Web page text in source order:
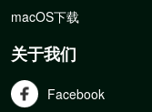
macOS下载
关于我们
Facebook